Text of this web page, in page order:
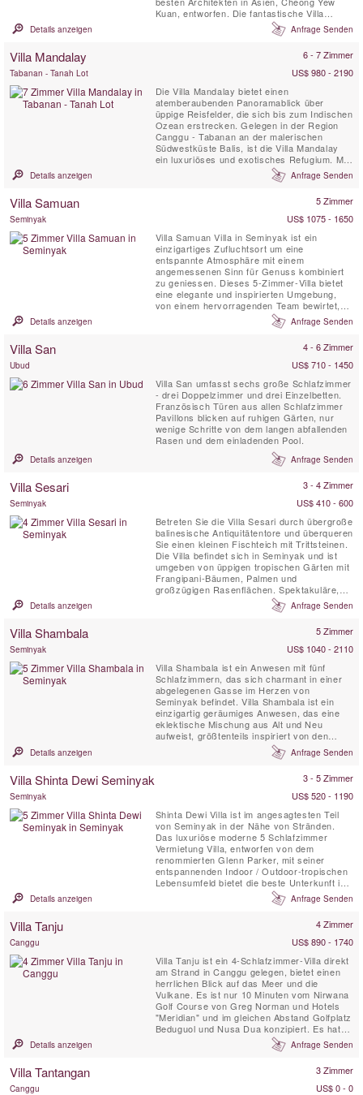
Kuan, entworfen. Die fantastische Villa
verbindet modernen Luxus mit traditioneller
Eleganz und ist ideal geeignet für
einen ruhigen Familienurlaub. Villa
Samadhana liegt in der Nähe des ruhigen ...
Details anzeigen Anfrage Senden
Villa Mandalay 6 - 7 Zimmer
Tabanan - Tanah Lot
US$ 980 - 2190
Die Villa Mandalay bietet einen
atemberaubenden Panoramablick über
üppige Reisfelder, die sich bis zum Indischen
Ozean erstrecken. Gelegen in der Region
Canggu - Tabanan an der malerischen
Südwestküste Balis, ist die Villa Mandalay
ein luxuriöses und exotisches Refugium. Mit
der Möglichkeit, zwischen sechs und sieben
Schlafzimmern zu wählen, bietet diese
weitläufigen Rasenflächen, umrahmt von ...
Details anzeigen Anfrage Senden
Villa Samuan 5 Zimmer
Seminyak
US$ 1075 - 1650
Villa Samuan Villa in Seminyak ist ein
einzigartiges Zufluchtsort um eine
entspannte Atmosphäre mit einem
angemessenen Sinn für Genuss kombiniert
zu geniessen. Dieses 5-Zimmer-Villa bietet
eine elegante und inspirierten Umgebung,
von einem hervorragenden Team bewirtet,
werden Sie die wahre balinesische
Gastfreundschaft entdecken. Ein Aufenthalt
Details anzeigen Anfrage Senden
Villa San 4 - 6 Zimmer
Ubud
US$ 710 - 1450
Villa San umfasst sechs große Schlafzimmer
- drei Doppelzimmer und drei Einzelbetten.
Französisch Türen aus allen Schlafzimmer
Pavillons blicken auf ruhigen Gärten, nur
wenige Schritte von dem langen abfallenden
Rasen und dem einladenden Pool.
Details anzeigen Anfrage Senden
Villa Sesari 3 - 4 Zimmer
Seminyak
US$ 410 - 600
Betreten Sie die Villa Sesari durch übergroße
balinesische Antiquitätentore und überqueren
Sie einen kleinen Fischteich mit Trittsteinen.
Die Villa befindet sich in Seminyak und ist
umgeben von üppigen tropischen Gärten mit
Frangipani-Bäumen, Palmen und
großzügigen Rasenflächen. Spektakuläre,
übergroße Buddha-Steinfiguren erstrahlen
abends im Licht und die Wasserspiele
Details anzeigen Anfrage Senden
Villa Shambala 5 Zimmer
Seminyak
US$ 1040 - 2110
Villa Shambala ist ein Anwesen mit fünf
Schlafzimmern, das sich charmant in einer
abgelegenen Gasse im Herzen von
Seminyak befindet. Villa Shambala ist ein
einzigartig geräumiges Anwesen, das eine
eklektische Mischung aus Alt und Neu
aufweist, größtenteils inspiriert von den
traditionellen hölzernen Joglo-Häusern
Javas, jedoch mit einem stilvollen Mix aus
Details anzeigen Anfrage Senden
Villa Shinta Dewi Seminyak 3 - 5 Zimmer
Seminyak
US$ 520 - 1190
Shinta Dewi Villa ist im angesagtesten Teil
von Seminyak in der Nähe von Stränden.
Das luxuriöse moderne 5 Schlafzimmer
Vermietung Villa, entworfen von dem
renommierten Glenn Parker, mit seiner
entspannenden Indoor / Outdoor-tropischen
Lebensumfeld bietet die beste Unterkunft in
Details anzeigen Anfrage Senden
Villa Tanju 4 Zimmer
Canggu
US$ 890 - 1740
Villa Tanju ist ein 4-Schlafzimmer-Villa direkt
am Strand in Canggu gelegen, bietet einen
herrlichen Blick auf das Meer und die
Vulkane. Es ist nur 10 Minuten vom Nirwana
Golf Course von Greg Norman und Hotels
"Meridian" und im gleichen Abstand Golfplatz
Beduguol und Nusa Dua konzipiert. Es hat
einen großen Garten von 2400 M2 mit
Kokospalmen und Frangipani punktiert.
Details anzeigen Anfrage Senden
Villa Tantangan 3 Zimmer
Canggu
US$ 0 - 0